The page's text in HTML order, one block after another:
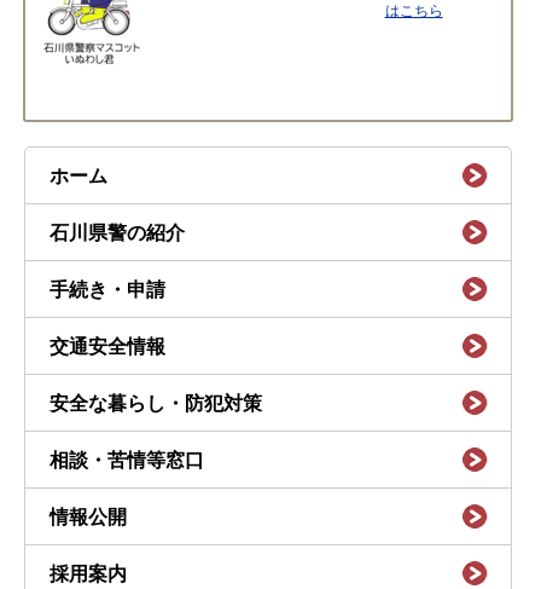
はこちら
ホーム
石川県警の紹介
手続き・申請
交通安全情報
安全な暮らし・防犯対策
相談・苦情等窓口
情報公開
採用案内